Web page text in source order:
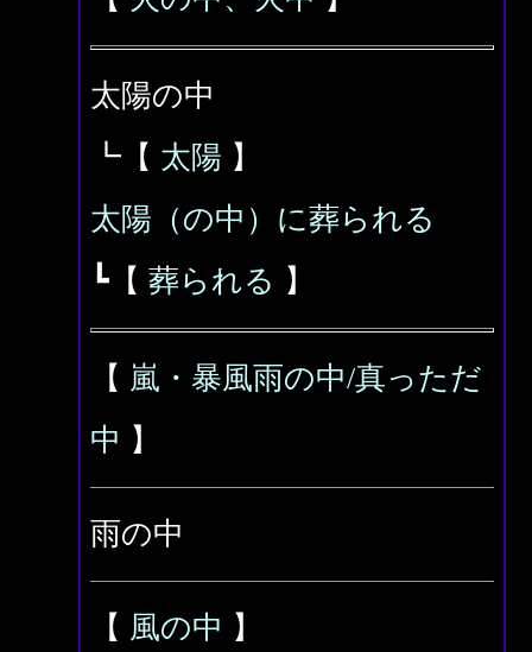
太陽の中
┗【 太陽 】
太陽（の中）に葬られる
┗【 葬られる 】
【 嵐・暴風雨の中/真っただ
中 】
雨の中
【 風の中 】